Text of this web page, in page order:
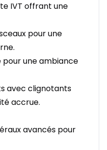
IVT offrant une
pour une
pour une ambiance
avec clignotants
accrue.
avancés pour